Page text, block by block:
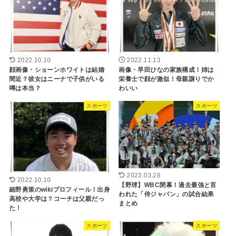
2022.10.10
顔画像・ショーンホワイトは結婚
間近？彼女はニーナで子供がいる
噂は本当？
2022.11.13
画像・早田ひなの家族構成！姉は
栄養士で顔が激似！母親譲りでか
わいい
スポーツ
2022.10.10
細野勇策のwikiプロフィール！出身
高校や大学は？コーチは父親だっ
た！
スポーツ
2023.03.28
【野球】WBC閉幕！過去最強と言
われた「侍ジャパン」の試合結果
まとめ
スポーツ スポーツ